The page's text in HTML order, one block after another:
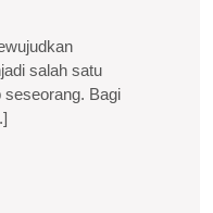
salah satu
seseorang. Bagi